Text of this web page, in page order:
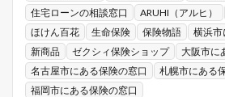
住宅ローンの相談窓口
ARUHI（アルヒ）
ほけん百花
生命保険 保険物語
横浜市
新商品
ゼクシィ保険ショップ
大阪市に
名古屋市にある保険の窓口
札幌市にある
福岡市にある保険の窓口